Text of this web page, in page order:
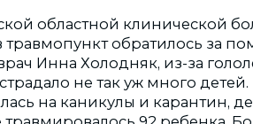
областной клинической
травмопункт обратилось за
Инна Холодняк, из-за
не так уж много
на каникулы и карантин,